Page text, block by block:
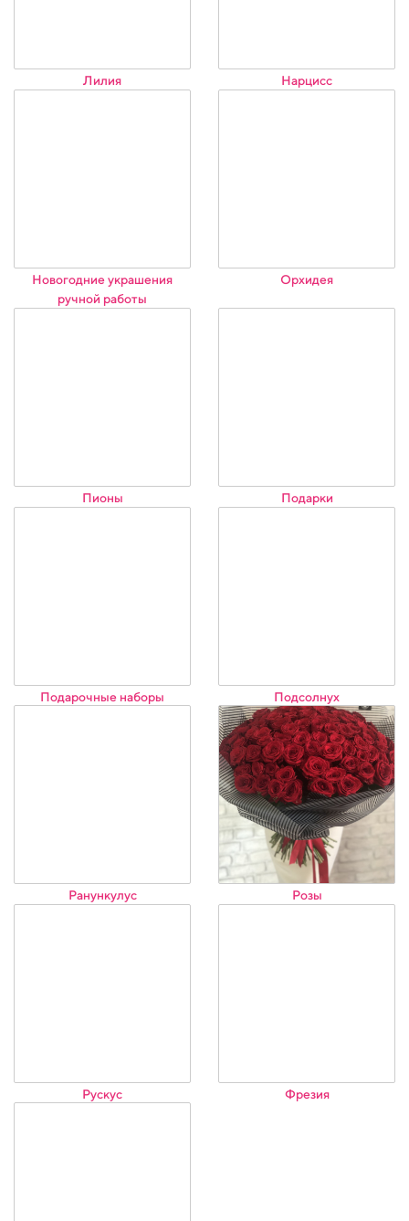
Лилия Нарцисс
Новогодние украшения
ручной работы
Орхидея
Пионы Подарки
Подарочные наборы Подсолнух
Ранункулус Розы
Рускус Фрезия